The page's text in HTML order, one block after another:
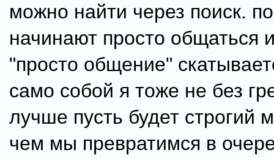
можно найти через поиск.
начинают просто общаться
"просто общение"
само собой я тоже не без
лучше пусть будет строгий
чем мы превратимся в